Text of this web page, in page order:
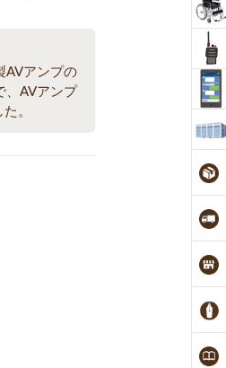
AVアンプの
、AVアンプ
。